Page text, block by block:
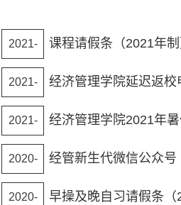
课程请假条（2021年制
2021-
10-18
经济管理学院延迟返校
2021-
08-14
经济管理学院2021年
2021-
06-28
经管新生代微信公众号
2020-
12-23
早操及晚自习请假条（
2020-